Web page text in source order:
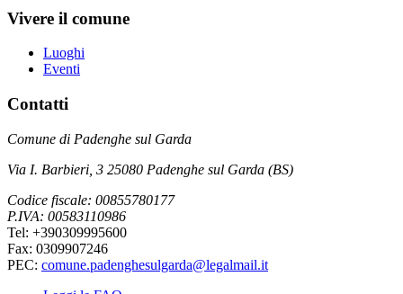
Vivere il comune
Luoghi
Eventi
Contatti
Comune di Padenghe sul Garda
Via I. Barbieri, 3 25080 Padenghe sul Garda (BS)
Codice fiscale: 00855780177
P.IVA: 00583110986
Tel: +390309995600
Fax: 0309907246
PEC: comune.padenghesulgarda@legalmail.it